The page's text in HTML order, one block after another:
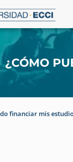
¿CÓMO
financiar mis